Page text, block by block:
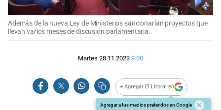
Además de la nueva Ley de Ministerios sancionarían proyectos que
llevan varios meses de discusión parlamentaria.
Martes 28.11.2023 9:00
+ Agregar El Litoral en
Agregar a tus medios preferidos en Google